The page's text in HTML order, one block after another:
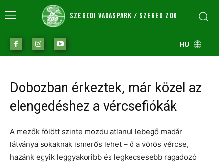
SZEGEDI VADASPARK / SZEGED ZOO
HU
Dobozban érkeztek, már közel az
elengedéshez a vércsefiókák
A mezők fölött szinte mozdulatlanul lebegő madár
látványa sokaknak ismerős lehet – ő a vörös vércse,
hazánk egyik leggyakoribb és legkecsesebb ragadozó